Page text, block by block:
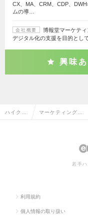
CX、MA、CRM、CDP、
ムの導…
会社概要
博報堂マーケテ
デジタル化の支援を目的とし
興味あ
ハイクラ マーケティング・
若手
利用規約
個人情報の取り扱い